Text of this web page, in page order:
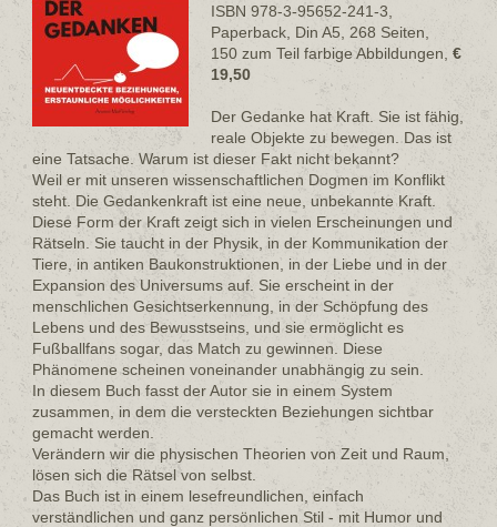
ISBN 978-3-95652-241-3,
Paperback, Din A5, 268 Seiten,
150 zum Teil farbige Abbildungen, €
19,50
Der Gedanke hat Kraft. Sie ist fähig,
reale Objekte zu bewegen. Das ist
eine Tatsache. Warum ist dieser Fakt nicht bekannt?
Weil er mit unseren wissenschaftlichen Dogmen im Konflikt
steht. Die Gedankenkraft ist eine neue, unbekannte Kraft.
Diese Form der Kraft zeigt sich in vielen Erscheinungen und
Rätseln. Sie taucht in der Physik, in der Kommunikation der
Tiere, in antiken Baukonstruktionen, in der Liebe und in der
Expansion des Universums auf. Sie erscheint in der
menschlichen Gesichtserkennung, in der Schöpfung des
Lebens und des Bewusstseins, und sie ermöglicht es
Fußballfans sogar, das Match zu gewinnen. Diese
Phänomene scheinen voneinander unabhängig zu sein.
In diesem Buch fasst der Autor sie in einem System
zusammen, in dem die versteckten Beziehungen sichtbar
gemacht werden.
Verändern wir die physischen Theorien von Zeit und Raum,
lösen sich die Rätsel von selbst.
Das Buch ist in einem lesefreundlichen, einfach
verständlichen und ganz persönlichen Stil - mit Humor und